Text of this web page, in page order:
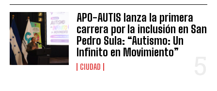
APO-AUTIS lanza la primera
carrera por la inclusión en San
Pedro Sula: “Autismo: Un
Infinito en Movimiento”
CIUDAD